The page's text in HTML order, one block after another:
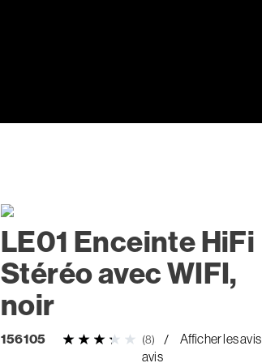
LE01 Enceinte HiFi
Stéréo avec WIFI,
noir
156105 (8) Afficher les avis
avis